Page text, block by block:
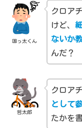
困っ太くん
クロア
けど、
ないか
んだ？
哲太郎
クロア
として
たかを